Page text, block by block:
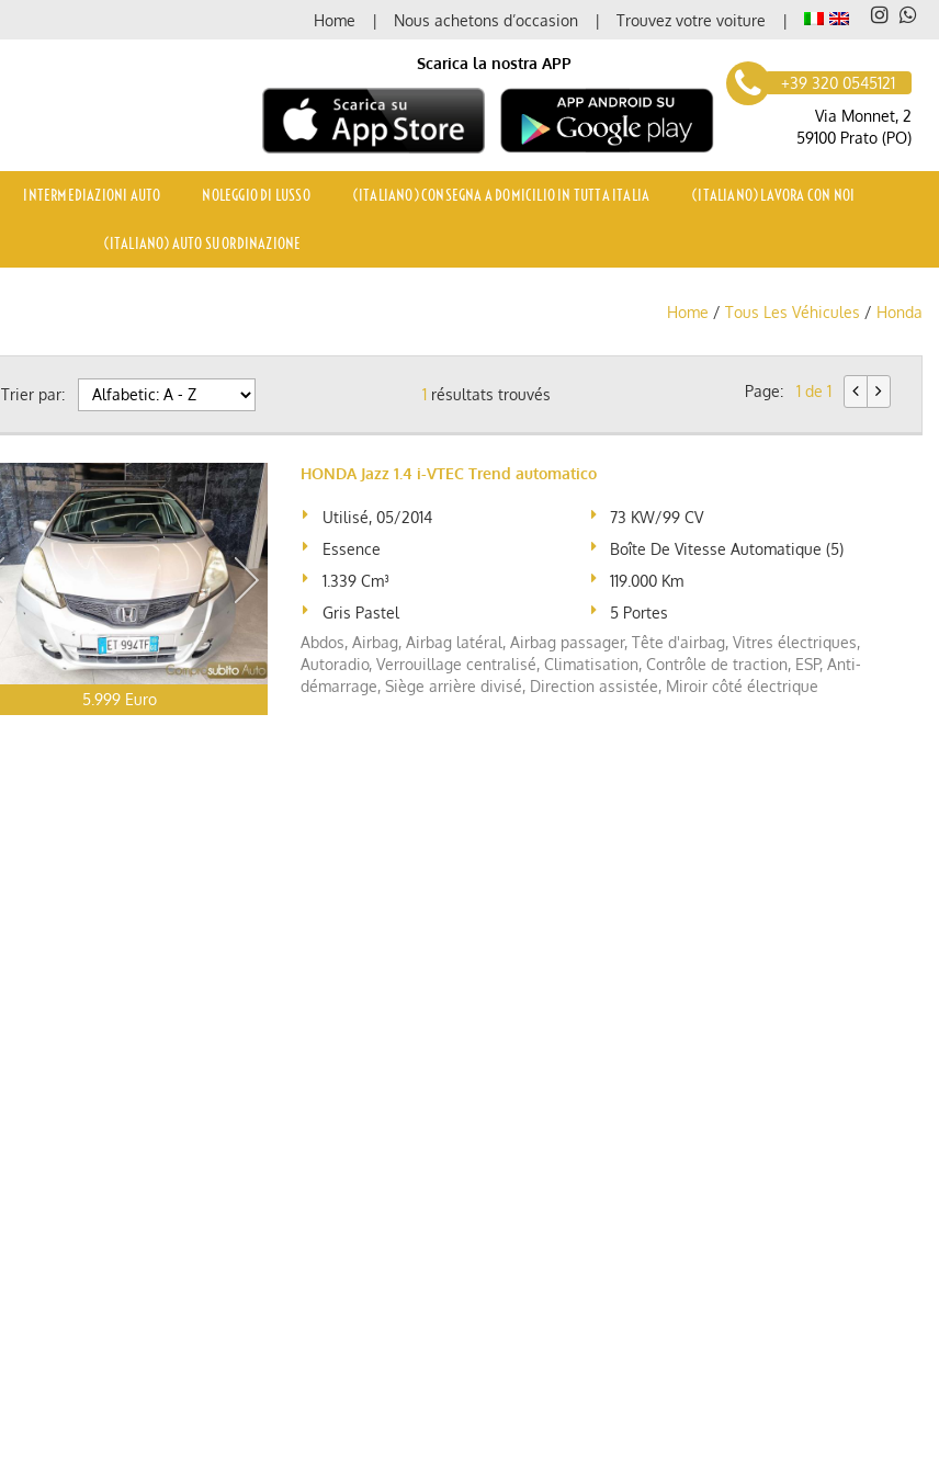
Home Nous achetons d’occasion Trouvez votre voiture
+39 320 0545121
Via Monnet, 2
59100 Prato (PO)
Scarica la nostra APP
INTERMEDIAZIONI AUTO NOLEGGIO DI LUSSO (ITALIANO) CONSEGNA A DOMICILIO IN TUTTA ITALIA (ITALIANO) LAVORA CON NOI
(ITALIANO) AUTO SU ORDINAZIONE
Home / Tous Les Véhicules / Honda
Trier par: 1résultats trouvés Page: 1 de 1
5.999 Euro
HONDA Jazz 1.4 i-VTEC Trend automatico
Utilisé, 05/2014
73 KW/99 CV
Essence
Boîte De Vitesse Automatique (5)
1.339 Cm³
119.000 Km
Gris Pastel
5 Portes
Abdos, Airbag, Airbag latéral, Airbag passager, Tête d'airbag, Vitres électriques,
Autoradio, Verrouillage centralisé, Climatisation, Contrôle de traction, ESP, Anti-
démarrage, Siège arrière divisé, Direction assistée, Miroir côté électrique